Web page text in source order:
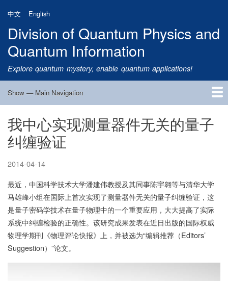
main
content
中文 English
Division of Quantum Physics and
Quantum Information
Explore quantum mystery, enable quantum applications!
Main
Show — Main Navigation
Home
Research
Quantum Satellite
People
News
Research Progress
Talks
Publications
Notice
Admission
Links
我中心实现测量器件无关的量子
纠缠验证
2014-04-14
最近，中国科学技术大学潘建伟教授及其同事陈宇翱等与清华大学
马雄峰小组在国际上首次实现了测量器件无关的量子纠缠验证，这
是量子密码学技术在量子物理中的一个重要应用，大大提高了实际
系统中纠缠检验的正确性。该研究成果发表在近日出版的国际权威
物理学期刊《物理评论快报》上，并被选为“编辑推荐（Editors’
Suggestion）”论文。